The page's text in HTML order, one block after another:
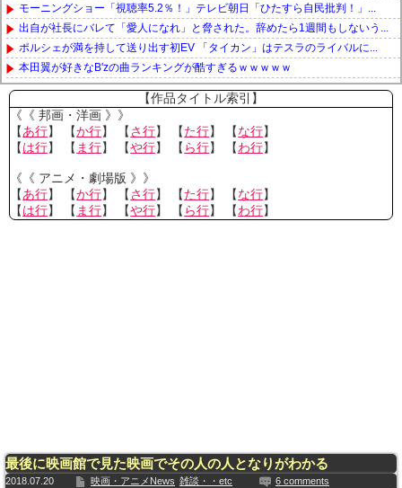
モーニングショー「視聴率5.2％！」テレビ朝日「ひたすら自民批判！」...
出自が社長にバレて「愛人になれ」と脅された。辞めたら1週間もしないう...
ポルシェが満を持して送り出す初EV 「タイカン」はテスラのライバルに...
本田翼が好きなB'zの曲ランキングが酷すぎるｗｗｗｗｗ
Powered by livedoor 相互RSS
【作品タイトル索引】
《《 邦画・洋画 》》
【あ行】 【か行】 【さ行】 【た行】 【な行】
【は行】 【 ま行】 【や行】 【 ら行】 【わ行】
《《 アニメ・劇場版 》》
【あ行】 【か行】 【さ行】 【た行】 【な行】
【は行】 【 ま行】 【や行】 【 ら行】 【わ行】
最後に映画館で見た映画でその人の人となりがわかる
2018.07.20 映画・アニメNews 雑談・・etc 6 comments